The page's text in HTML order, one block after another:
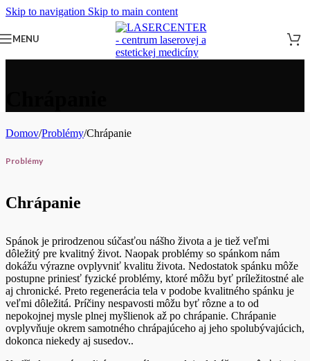
Skip to navigation Skip to main content
MENU
Domov/Problémy/Chrápanie
Problémy
Chrápanie
Spánok je prirodzenou súčasťou nášho života a je tiež veľmi
dôležitý pre kvalitný život. Naopak problémy so spánkom nám
dokážu výrazne ovplyvniť kvalitu života. Nedostatok spánku môže
postupne priniesť fyzické problémy, ktoré môžu byť príležitostné ale
aj chronické. Preto regenerácia tela v podobe kvalitného spánku je
veľmi dôležitá. Príčiny nespavosti môžu byť rôzne a to od
nepokojnej mysle plnej myšlienok až po chrápanie. Chrápanie
ovplyvňuje okrem samotného chrápajúceho aj jeho spolubývajúcich,
dokonca niekedy aj susedov..